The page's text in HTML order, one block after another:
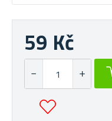
59 Kč